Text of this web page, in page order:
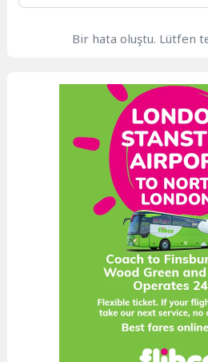
Bir hata oluştu. Lütfen